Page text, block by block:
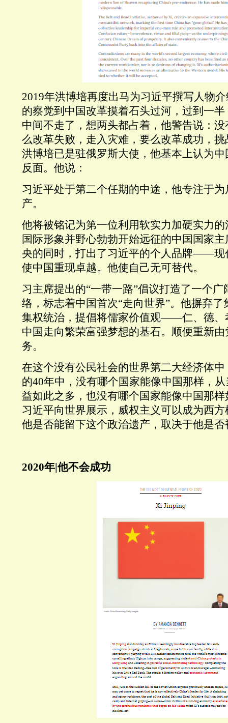
2019年洪博培再度出马为习近平撰写人物
的察觉到中国改革摸着石头过河，过到一
中间不走了，想两头都占着，他警告说：
么改革失败，走入灾难，要么改革成功，
洪博培已是驻俄罗斯大使，他基本上认为
反面。他说：
习近平处于第二个任期的中途，他专注于
产。
他将被铭记为第一位利用软实力加硬实力
国际形象并野心勃勃开始远征的中国国家
央的同时，打出了习近平的个人品牌——现
使中国重现卓越。他使自己无可替代。
习主席提出的“一带一路”倡议打造了一个
络，标志着中国首次“走向世界”。他摒弃
集权统治，提倡将儒家价值观——仁、德
中国走向繁荣富强梦想的基石。顺便重新
务。
在这个没有公民社会的世界第二大经济体
的40年中，没有哪个国家能像中国那样，
益如此之多，也没有哪个国家能像中国那
习近平向世界展示，威权主义可以成为西
他是否能留下这个政治遗产，取决于他是
2020年|他不会成功